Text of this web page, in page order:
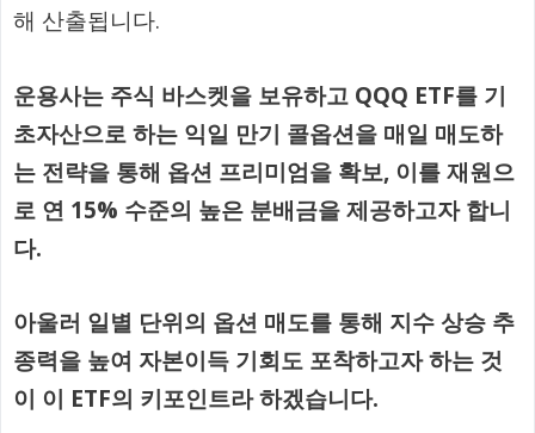
해 산출됩니다.
운용사는 주식 바스켓을 보유하고 QQQ ETF를 기
초자산으로 하는 익일 만기 콜옵션을 매일 매도하
는 전략을 통해 옵션 프리미엄을 확보, 이를 재원으
로 연 15% 수준의 높은 분배금을 제공하고자 합니
다.
아울러 일별 단위의 옵션 매도를 통해 지수 상승 추
종력을 높여 자본이득 기회도 포착하고자 하는 것
이 이 ETF의 키포인트라 하겠습니다.